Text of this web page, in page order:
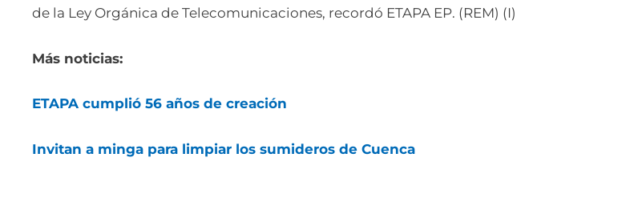
de la Ley Orgánica de Telecomunicaciones, recordó ETAPA EP. (REM) (I)
Más noticias:
ETAPA cumplió 56 años de creación
Invitan a minga para limpiar los sumideros de Cuenca